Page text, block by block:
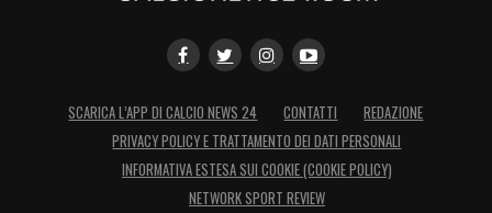
SCARICA L’APP DI CALCIO NEWS 24 CONTATTI
REDAZIONE
PRIVACY POLICY E TRATTAMENTO DEI DATI PERSONALI
INFORMATIVA ESTESA SUI COOKIE (COOKIE POLICY)
NETWORK SPORT REVIEW